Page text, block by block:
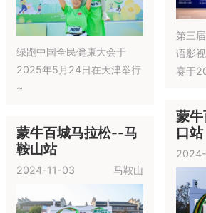
绿跑中国全民健康大会于
2025年5月24日在天津举行
~
蒙牛百城马拉松--马
鞍山站
2024-11-03 马鞍山
第三
语影
赛于
蒙
口站